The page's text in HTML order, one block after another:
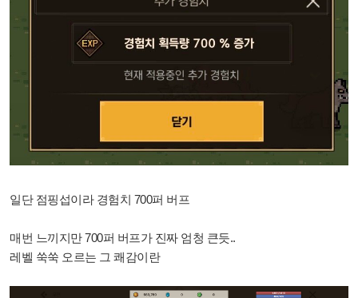
일단 점핑섭이라 경험치 700퍼 버프
매번 느끼지만 700퍼 버프가 진짜 엄청 큰듯..
레벨 쑥쑥 오르는 그 쾌감이란